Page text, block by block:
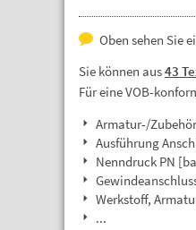
Oben sehen Sie
Sie können aus43
Für eine VOB-
Armatur-/
Ausführung
Nenndruck PN
Werkstoff,
...